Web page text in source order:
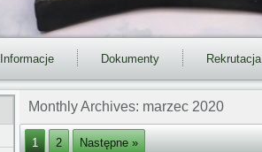
Informacje Dokumenty Rekrutacja
Monthly Archives: marzec 2020
1 2 Następne »